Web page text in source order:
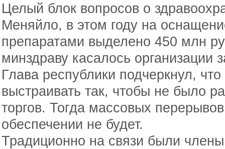
Целый блок вопросов о
Меняйло, в этом году на
препаратами выделено 450 млн
минздраву касалось организации
Глава республики подчеркнул,
выстраивать так, чтобы не было
торгов. Тогда массовых
обеспечении не будет.
Традиционно на связи были